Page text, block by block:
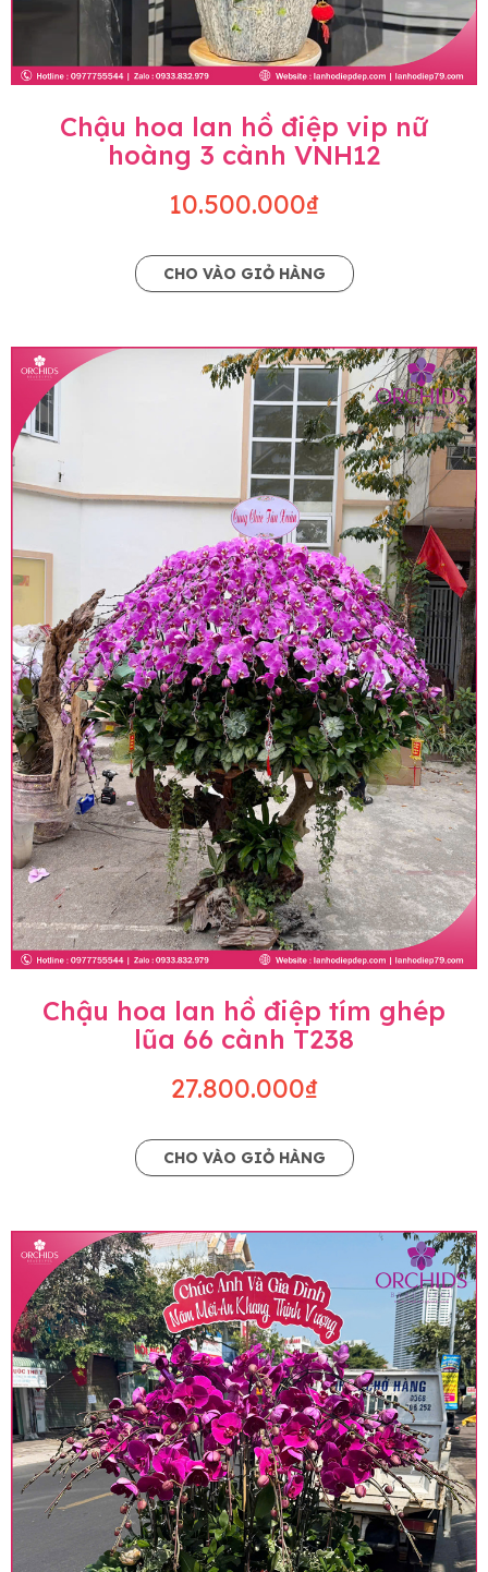
Chậu hoa lan hồ điệp vip nữ
hoàng 3 cành VNH12
10.500.000₫
CHO VÀO GIỎ HÀNG
Chậu hoa lan hồ điệp tím ghép
lũa 66 cành T238
27.800.000₫
CHO VÀO GIỎ HÀNG